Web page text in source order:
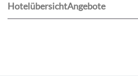
HotelübersichtAngebote